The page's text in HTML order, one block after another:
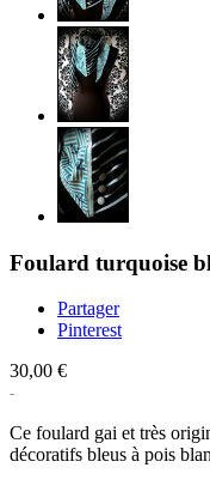
Foulard turquoise
Partager
Pinterest
30,00 €
Ce foulard gai et très
décoratifs bleus à pois